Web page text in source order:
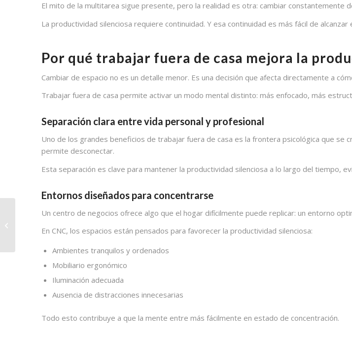
El mito de la multitarea sigue presente, pero la realidad es otra: cambiar constantemente
La productividad silenciosa requiere continuidad. Y esa continuidad es más fácil de
Por qué trabajar fuera de casa mejora la
Cambiar de espacio no es un detalle menor. Es una decisión que afecta directamente a
Trabajar fuera de casa permite activar un modo mental distinto: más enfocado, más
Separación clara entre vida personal y profesional
Uno de los grandes beneficios de trabajar fuera de casa es la frontera psicológica que se
permite desconectar.
Esta separación es clave para mantener la productividad silenciosa a lo largo del tiempo,
Entornos diseñados para concentrarse
Un centro de negocios ofrece algo que el hogar difícilmente puede replicar: un entorno
En CNC, los espacios están pensados para favorecer la productividad silenciosa:
Ambientes tranquilos y ordenados
Mobiliario ergonómico
Iluminación adecuada
Ausencia de distracciones innecesarias
Todo esto contribuye a que la mente entre más fácilmente en estado de concentración.
Dar una buena imagen
oficina propia